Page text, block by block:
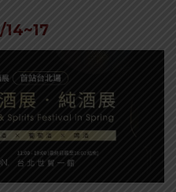
14~17